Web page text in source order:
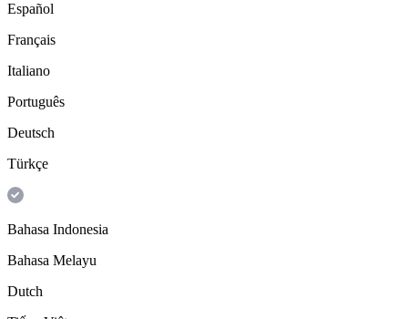
Español
Français
Italiano
Português
Deutsch
Türkçe
Bahasa Indonesia
Bahasa Melayu
Dutch